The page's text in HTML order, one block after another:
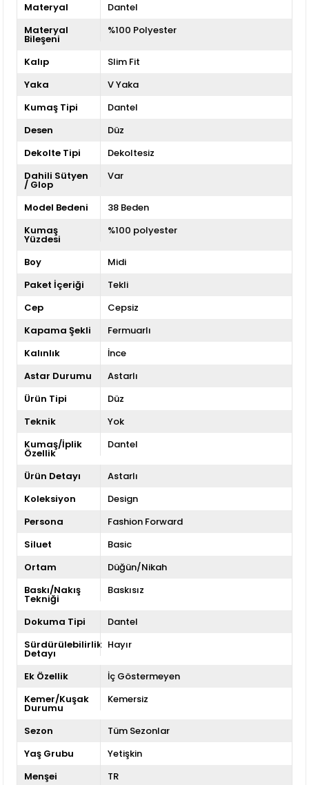
Materyal
Dantel
Materyal
Bileşeni
%100 Polyester
Kalıp
Slim Fit
Yaka
V Yaka
Kumaş Tipi
Dantel
Desen
Düz
Dekolte Tipi
Dekoltesiz
Dahili Sütyen
/ Glop
Var
Model Bedeni
38 Beden
Kumaş
Yüzdesi
%100 polyester
Boy
Midi
Paket İçeriği
Tekli
Cep
Cepsiz
Kapama Şekli
Fermuarlı
Kalınlık
İnce
Astar Durumu
Astarlı
Ürün Tipi
Düz
Teknik
Yok
Kumaş/İplik
Özellik
Dantel
Ürün Detayı
Astarlı
Koleksiyon
Design
Persona
Fashion Forward
Siluet
Basic
Ortam
Düğün/Nikah
Baskı/Nakış
Tekniği
Baskısız
Dokuma Tipi
Dantel
Sürdürülebilirlik
Detayı
Hayır
Ek Özellik
İç Göstermeyen
Kemer/Kuşak
Durumu
Kemersiz
Sezon
Tüm Sezonlar
Yaş Grubu
Yetişkin
Menşei
TR